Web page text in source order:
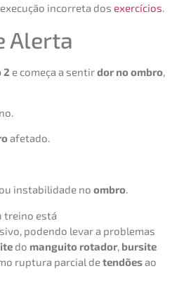
incorreta dos exercícios.
Alerta
2 e começa a sentirdor no ombro
afetado.
instabilidade no ombro.
treino está
podendo levar a problemas
do manguito rotador bursite
ruptura parcial detendõesao